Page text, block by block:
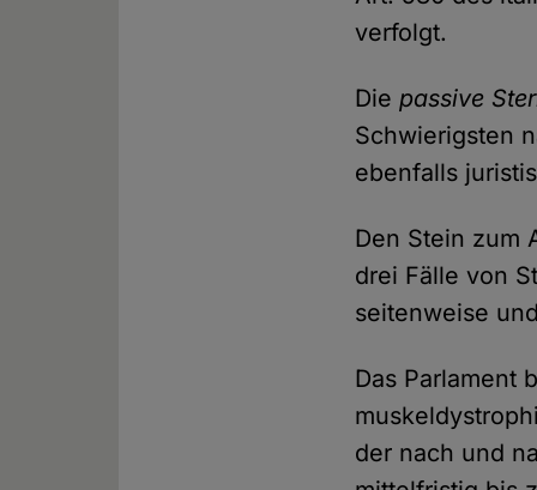
verfolgt.
Diepassive
Schwierigsten
ebenfalls
Den Stein zum
drei Fälle von
seitenweise
Das Parlament
der nach und